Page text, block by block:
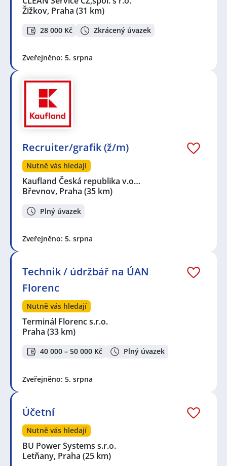
Žižkov, Praha (31 km)
28 000 Kč Zkrácený úvazek
Zveřejněno: 5. srpna
Recruiter/grafik (ž/m)
Nutně vás hledají
Kaufland Česká republika v.o…
Břevnov, Praha (35 km)
Plný úvazek
Zveřejněno: 5. srpna
Technik / údržbář na ÚAN
Florenc
Nutně vás hledají
Terminál Florenc s.r.o.
Praha (33 km)
40 000 – 50 000 Kč Plný úvazek
Zveřejněno: 5. srpna
Účetní
Nutně vás hledají
BU Power Systems s.r.o.
Letňany, Praha (25 km)